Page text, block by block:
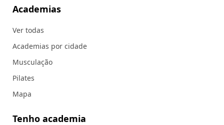
Academias
Ver todas
Academias por cidade
Musculação
Pilates
Mapa
Tenho academia